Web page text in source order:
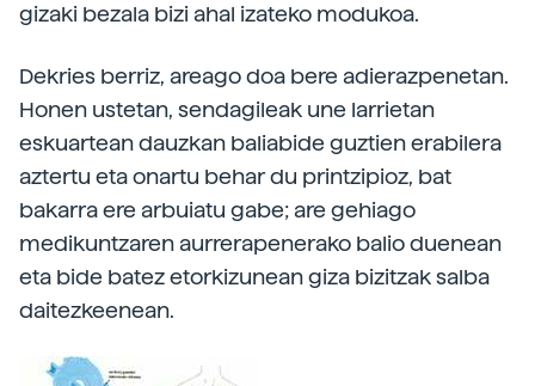
gizaki bezala bizi ahal izateko modukoa.
Dekries berriz, areago doa bere adierazpenetan.
Honen ustetan, sendagileak une larrietan
eskuartean dauzkan baliabide guztien erabilera
aztertu eta onartu behar du printzipioz, bat
bakarra ere arbuiatu gabe; are gehiago
medikuntzaren aurrerapenerako balio duenean
eta bide batez etorkizunean giza bizitzak salba
daitezkeenean.